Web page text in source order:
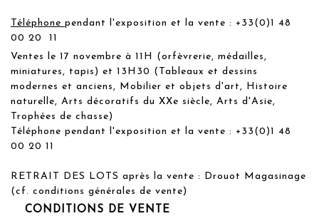
Téléphone pendant l'exposition et la vente : +33(0)1 48
00 20 11
Ventes le 17 novembre à 11H (orfèvrerie, médailles,
miniatures, tapis) et 13H30 (Tableaux et dessins
modernes et anciens, Mobilier et objets d'art, Histoire
naturelle, Arts décoratifs du XXe siècle, Arts d'Asie,
Trophées de chasse)
Téléphone pendant l'exposition et la vente : +33(0)1 48
00 20 11
RETRAIT DES LOTS après la vente : Drouot Magasinage
(cf. conditions générales de vente)
CONDITIONS DE VENTE